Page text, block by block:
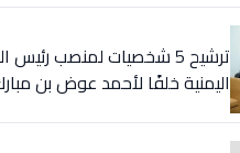
ترشيح 5 شخصيات لمنصب
اليمنية خلفًا لأحمد عوض بن